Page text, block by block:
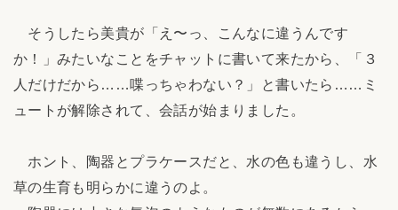
そうしたら美貴が「え〜っ、こんなに違うんです
か！」みたいなことをチャットに書いて来たから、「３
人だけだから……喋っちゃわない？」と書いたら……ミ
ュートが解除されて、会話が始まりました。
ホント、陶器とプラケースだと、水の色も違うし、水
草の生育も明らかに違うのよ。